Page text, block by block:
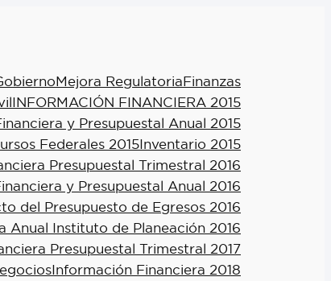
Mejora RegulatoriaFinanzas
INFORMACIÓN FINANCIERA 2015
y Presupuestal Anual 2015
Federales 2015Inventario 2015
Presupuestal Trimestral 2016
y Presupuestal Anual 2016
del Presupuesto de Egresos 2016
Anual Instituto de Planeación 2016
Presupuestal Trimestral 2017
Información Financiera 2018